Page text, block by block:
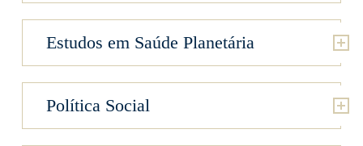
Estudos em Saúde Planetária
Política Social